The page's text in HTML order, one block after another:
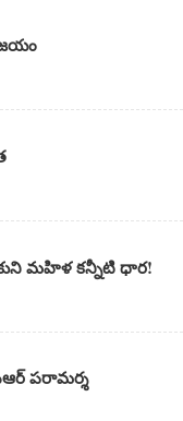
మహిళ కన్నీటి ధార!
పరామర్శ